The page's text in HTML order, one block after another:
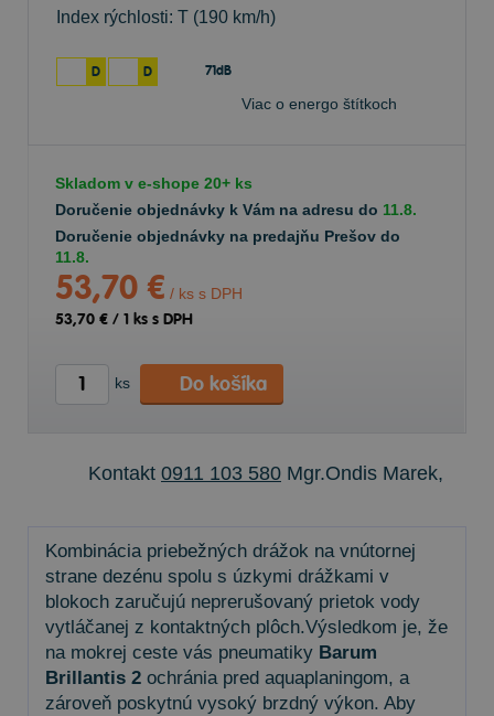
Index rýchlosti: T (190 km/h)
D D 71dB
Viac o energo štítkoch
Skladom v e-shope 20+ ks
Doručenie objednávky k Vám na adresu do 11.8.
Doručenie objednávky na predajňu Prešov do
11.8.
53,70 € / ks s DPH
53,70 € / 1 ks s DPH
ks Do košíka
Kontakt 0911 103 580 Mgr.Ondis Marek,
Kombinácia priebežných drážok na vnútornej
strane dezénu spolu s úzkymi drážkami v
blokoch zaručujú neprerušovaný prietok vody
vytláčanej z kontaktných plôch.Výsledkom je, že
na mokrej ceste vás pneumatiky Barum
Brillantis 2 ochránia pred aquaplaningom, a
zároveň poskytnú vysoký brzdný výkon. Aby